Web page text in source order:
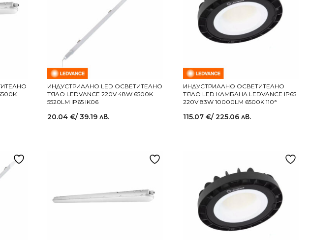
ИНДУСТРИАЛНО LED ОСВЕТИТЕЛНО
ТЯЛО LEDVANCE 220V 48W 6500K
5520LM IP65 IK06
20.04 €/ 39.19 лв.
ИНДУСТРИАЛНО ОСВЕТИТЕЛНО
ТЯЛО LED КАМБАНА LEDVANCE IP65
220V 83W 10000LM 6500K 110°
115.07 €/ 225.06 лв.